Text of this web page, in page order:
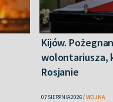
Kijów.
wolontariusza,
Rosjanie
07 SIERPNIA 2026 WOJNA